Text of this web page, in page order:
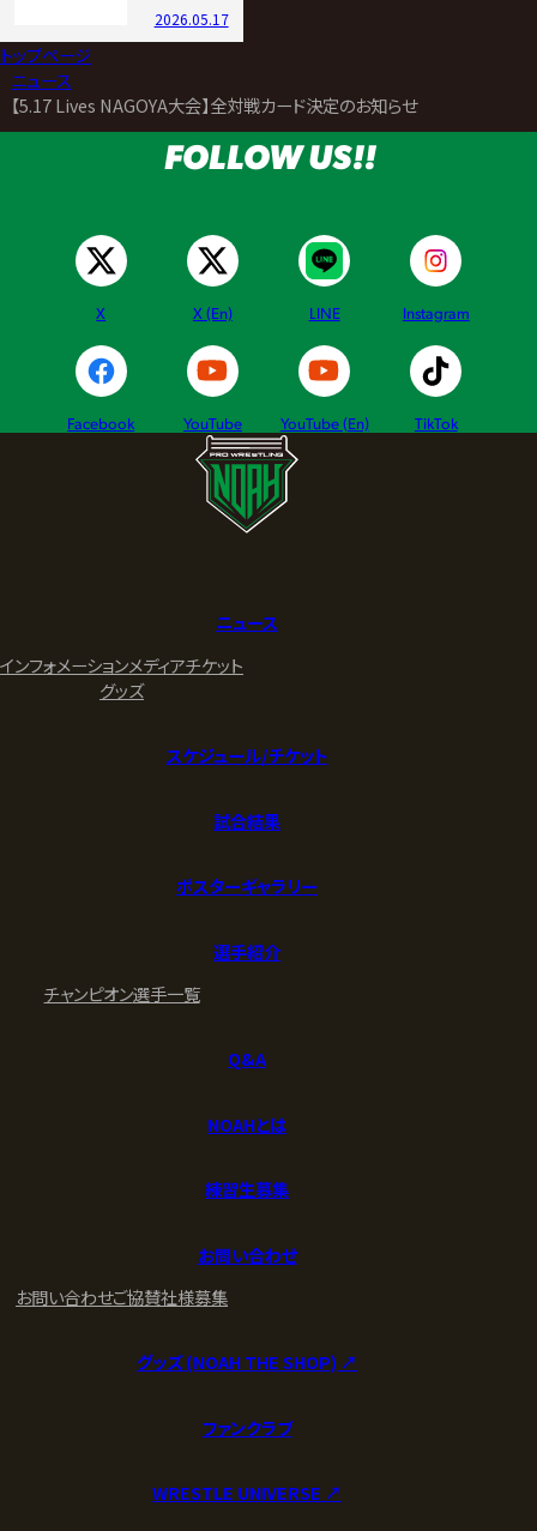
2026.05.17
トップページ
ニュース
【5.17 Lives NAGOYA大会】全対戦カード決定のお知らせ
FOLLOW US!!
X X (En) LINE Instagram
Facebook YouTube YouTube (En) TikTok
ニュース
インフォメーションメディアチケット
グッズ
スケジュール/チケット
試合結果
ポスターギャラリー
選手紹介
チャンピオン選手一覧
Q&A
NOAHとは
練習生募集
お問い合わせ
お問い合わせご協賛社様募集
グッズ (NOAH THE SHOP) ↗︎
ファンクラブ
WRESTLE UNIVERSE ↗︎